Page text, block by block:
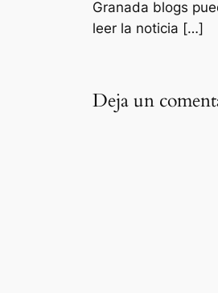
Granada blogs
leer la noticia […]
Deja un